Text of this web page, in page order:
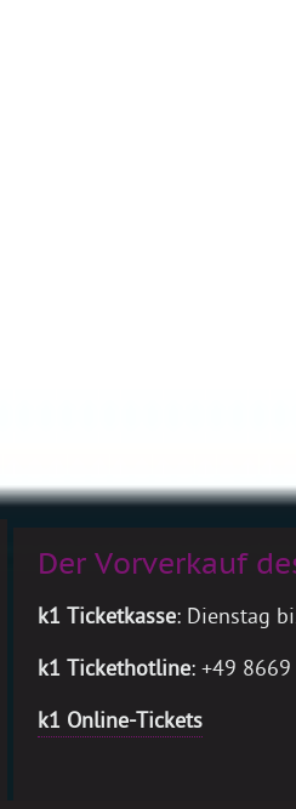
Der Vorverkauf
k1 Ticketkasse: Dienstag
k1 Tickethotline: +49
k1 Online-Tickets